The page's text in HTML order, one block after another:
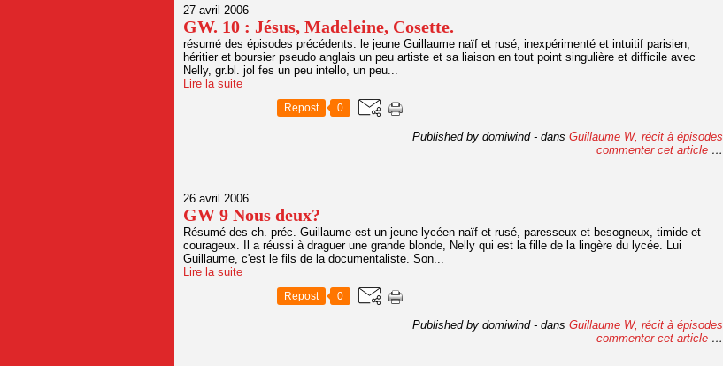
27 avril 2006
GW. 10 : Jésus, Madeleine, Cosette.
résumé des épisodes précédents: le jeune Guillaume naïf et rusé, inexpérimenté et intuitif parisien,
héritier et boursier pseudo anglais un peu artiste et sa liaison en tout point singulière et difficile avec
Nelly, gr.bl. jol fes un peu intello, un peu...
Lire la suite
Repost 0
Published by domiwind - dans Guillaume W, récit à épisodes
commenter cet article …
26 avril 2006
GW 9 Nous deux?
Résumé des ch. préc. Guillaume est un jeune lycéen naïf et rusé, paresseux et besogneux, timide et
courageux. Il a réussi à draguer une grande blonde, Nelly qui est la fille de la lingère du lycée. Lui
Guillaume, c'est le fils de la documentaliste. Son...
Lire la suite
Repost 0
Published by domiwind - dans Guillaume W, récit à épisodes
commenter cet article …